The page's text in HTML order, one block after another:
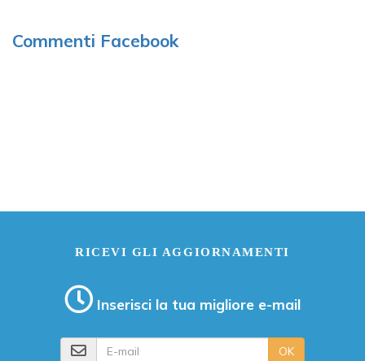
Commenti Facebook
RICEVI GLI AGGIORNAMENTI
Inserisci la tua migliore e-mail
OK